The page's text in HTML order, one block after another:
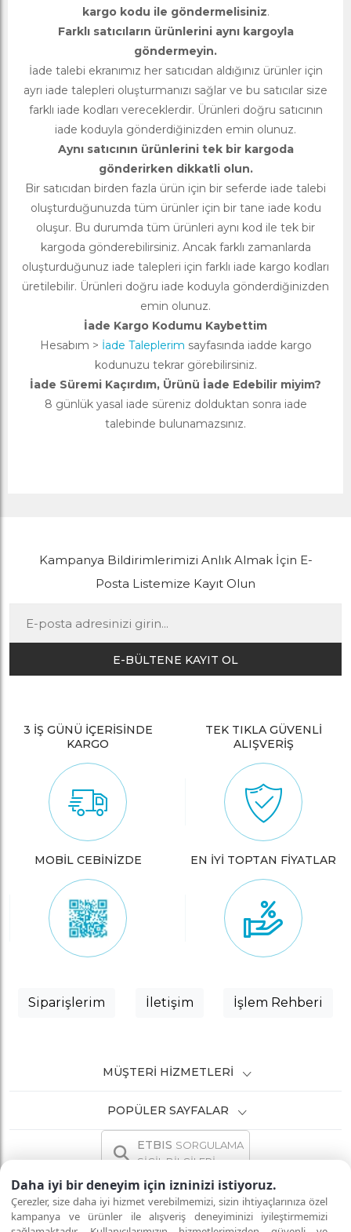
Daha iyi bir deneyim için izninizi istiyoruz.
Çerezler, size daha iyi hizmet verebilmemizi, sizin ihtiyaçlarınıza özel
kampanya ve ürünler ile alışveriş deneyiminizi iyileştirmemizi
kargo kodu ile göndermelisiniz.
Farklı satıcıların ürünlerini aynı kargoyla
göndermeyin.
İade talebi ekranımız her satıcıdan aldığınız ürünler için
ayrı iade talepleri oluşturmanızı sağlar ve bu satıcılar size
farklı iade kodları vereceklerdir. Ürünleri doğru satıcının
iade koduyla gönderdiğinizden emin olunuz.
Aynı satıcının ürünlerini tek bir kargoda
gönderirken dikkatli olun.
Bir satıcıdan birden fazla ürün için bir seferde iade talebi
oluşturduğunuzda tüm ürünler için bir tane iade kodu
oluşur. Bu durumda tüm ürünleri aynı kod ile tek bir
kargoda gönderebilirsiniz. Ancak farklı zamanlarda
oluşturduğunuz iade talepleri için farklı iade kargo kodları
üretilebilir. Ürünleri doğru iade koduyla gönderdiğinizden
emin olunuz.
İade Kargo Kodumu Kaybettim
Hesabım > İade Taleplerim sayfasında iadde kargo
kodunuzu tekrar görebilirsiniz.
İade Süremi Kaçırdım, Ürünü İade Edebilir miyim?
8 günlük yasal iade süreniz dolduktan sonra iade
talebinde bulunamazsınız.
Kampanya Bildirimlerimizi Anlık Almak İçin E-
Posta Listemize Kayıt Olun
E-BÜLTENE KAYIT OL
3 İŞ GÜNÜ İÇERİSİNDE
KARGO
TEK TIKLA GÜVENLİ
ALIŞVERİŞ
MOBİL CEBİNİZDE EN İYİ TOPTAN FİYATLAR
Siparişlerim İletişim İşlem Rehberi
MÜŞTERI HIZMETLERI
POPÜLER SAYFALAR
ETBIS SORGULAMA
SİCİL BİLGİLERİ